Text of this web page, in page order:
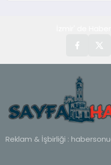
Reklam & İşbirliği :